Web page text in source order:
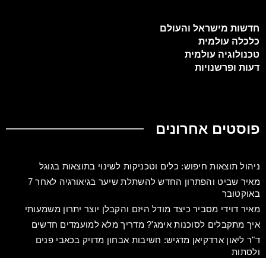
חדשות מישראל והעולם
כלכלה עולמית
טכנולוגיה עולמית
דעות ופרשנויות
פוסטים אחרונים
ניהול תוצאות חיפוש: כלים וטכניקות לשינוי בתוצאות בגוגל
מאיר שביט והפתרון החדש להשתלת שיער בגיאורגיה לאחר 7
באוקטובר
מאיר דוידי מסביר כיצד מודל היזם והקבלן יוצר יתרון משמעותי
איך מתקבלים לסוכנות אימג'? מדריך מלא למועמדים חדשים
ד"ר ליאון ארדקיאן מדגיש: חשיבות אבחון מדויק בכאבי פנים
ולסתות